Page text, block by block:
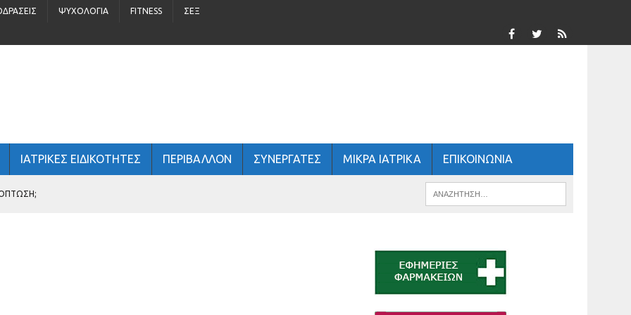
ΨΥΧΟΛΟΓΊΑ FITNESS ΣΈΞ
ΙΑΤΡΙΚΕΣ ΕΙΔΙΚΟΤΗΤΕΣ ΠΕΡΙΒΆΛΛΟΝ ΣΥΝΕΡΓΑΤΕΣ ΜΙΚΡΑ ΙΑΤΡΙΚΑ ΕΠΙΚΟΙΝΩΝΙΑ
5 – 16 ΕΤΏΝ